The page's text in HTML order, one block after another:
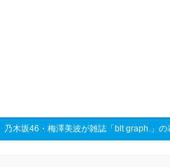
乃木坂46・梅澤美波が雑誌「blt graph.」